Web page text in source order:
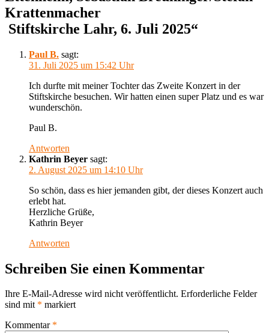
Krattenmacher
Stiftskirche Lahr, 6. Juli 2025“
Paul B. sagt:
31. Juli 2025 um 15:42 Uhr
Ich durfte mit meiner Tochter das Zweite Konzert in der
Stiftskirche besuchen. Wir hatten einen super Platz und es war
wunderschön.
Paul B.
Antworten
Kathrin Beyer sagt:
2. August 2025 um 14:10 Uhr
So schön, dass es hier jemanden gibt, der dieses Konzert auch
erlebt hat.
Herzliche Grüße,
Kathrin Beyer
Antworten
Schreiben Sie einen Kommentar
Ihre E-Mail-Adresse wird nicht veröffentlicht. Erforderliche Felder
sind mit * markiert
Kommentar *